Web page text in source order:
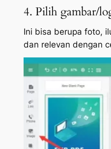
4. Pilih gambar/
Ini bisa berupa foto,
dan relevan dengan